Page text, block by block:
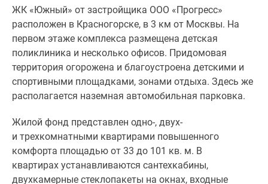
ЖК «Южный» от застройщика ООО «Прогресс»
расположен в Красногорске, в 3 км от Москвы. На
первом этаже комплекса размещена детская
поликлиника и несколько офисов. Придомовая
территория огорожена и благоустроена детскими и
спортивными площадками, зонами отдыха. Здесь же
располагается наземная автомобильная парковка.
Жилой фонд представлен одно-, двух-
и трехкомнатными квартирами повышенного
комфорта площадью от 33 до 101 кв. м. В
квартирах устанавливаются сантехкабины,
двухкамерные стеклопакеты на окнах, входные